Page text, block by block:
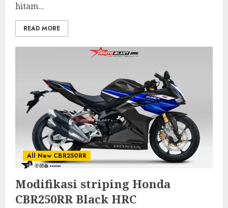
hitam...
READ MORE
All New CBR250RR
Modifikasi striping Honda
CBR250RR Black HRC